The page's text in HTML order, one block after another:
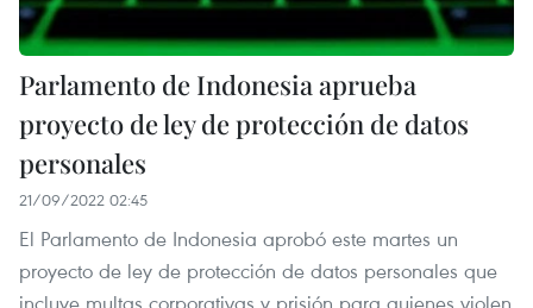
Parlamento de Indonesia aprueba
proyecto de ley de protección de datos
personales
21/09/2022 02:45
El Parlamento de Indonesia aprobó este martes un
proyecto de ley de protección de datos personales que
incluye multas corporativas y prisión para quienes violen